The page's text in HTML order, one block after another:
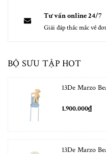
Tư vấn online 24/7
Giải đáp thắc mắc về
BỘ SƯU TẬP HOT
13De Marzo
1.900.000₫
13De Marzo